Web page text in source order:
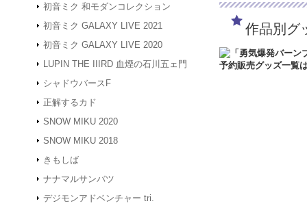
初音ミク 和モダンコレクション
初音ミク GALAXY LIVE 2021
初音ミク GALAXY LIVE 2020
LUPIN THE IIIRD 血煙の石川五ェ門
シャドウバースF
正解するカド
SNOW MIKU 2020
SNOW MIKU 2018
きもしば
ナナマルサンバツ
デジモンアドベンチャー tri.
2023.2.6
2022.1.19メンテナ
2022.1.7システム
アクセスできない
作品別グ